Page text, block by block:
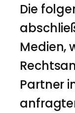
Die
Medien,
Partner